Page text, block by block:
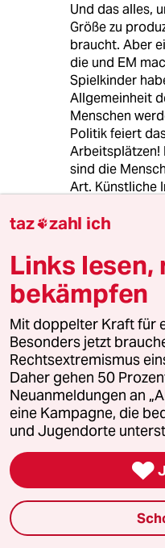
Und das alles,
Größe zu
braucht. Aber
die und EM
Spielkinder
Allgemeinheit
Menschen
Politik feiert
Arbeitsplätzen!
sind die
Art. Künstliche
H Hugo
22.03.2023
@Matt
Die
werden
Davon mal
TESLAs
Prozeß
aufbereitet
eigentlich
taz zahl ich
Links lesen,
bekämpfen
Mit doppelter Kraft für
Besonders jetzt
Rechtsextremismus
Daher gehen 50
Neuanmeldungen an
eine Kampagne, die
und Jugendorte
